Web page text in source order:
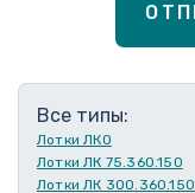
Все типы:
Лотки ЛКО
Лотки ЛК 75.360.150
Лотки ЛК 300.360.150